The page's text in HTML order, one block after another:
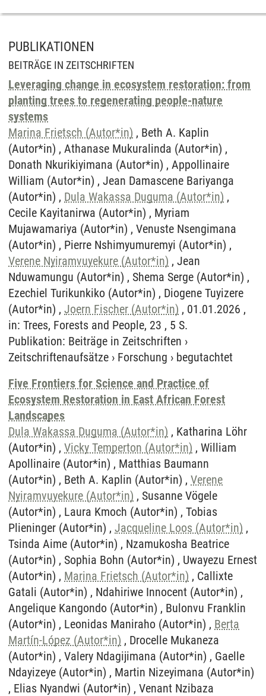
PUBLIKATIONEN
BEITRÄGE IN ZEITSCHRIFTEN
Leveraging change in ecosystem restoration: from
planting trees to regenerating people-nature
systems
Marina Frietsch (Autor*in) , Beth A. Kaplin
(Autor*in) , Athanase Mukuralinda (Autor*in) ,
Donath Nkurikiyimana (Autor*in) , Appollinaire
William (Autor*in) , Jean Damascene Bariyanga
(Autor*in) , Dula Wakassa Duguma (Autor*in) ,
Cecile Kayitanirwa (Autor*in) , Myriam
Mujawamariya (Autor*in) , Venuste Nsengimana
(Autor*in) , Pierre Nshimyumuremyi (Autor*in) ,
Verene Nyiramvuyekure (Autor*in) , Jean
Nduwamungu (Autor*in) , Shema Serge (Autor*in) ,
Ezechiel Turikunkiko (Autor*in) , Diogene Tuyizere
(Autor*in) , Joern Fischer (Autor*in) , 01.01.2026 ,
in: Trees, Forests and People, 23 , 5 S.
Publikation: Beiträge in Zeitschriften ›
Zeitschriftenaufsätze › Forschung › begutachtet
Five Frontiers for Science and Practice of
Ecosystem Restoration in East African Forest
Landscapes
Dula Wakassa Duguma (Autor*in) , Katharina Löhr
(Autor*in) , Vicky Temperton (Autor*in) , William
Apollinaire (Autor*in) , Matthias Baumann
(Autor*in) , Beth A. Kaplin (Autor*in) , Verene
Nyiramvuyekure (Autor*in) , Susanne Vögele
(Autor*in) , Laura Kmoch (Autor*in) , Tobias
Plieninger (Autor*in) , Jacqueline Loos (Autor*in) ,
Tsinda Aime (Autor*in) , Nzamukosha Beatrice
(Autor*in) , Sophia Bohn (Autor*in) , Uwayezu Ernest
(Autor*in) , Marina Frietsch (Autor*in) , Callixte
Gatali (Autor*in) , Ndahiriwe Innocent (Autor*in) ,
Angelique Kangondo (Autor*in) , Bulonvu Franklin
(Autor*in) , Leonidas Maniraho (Autor*in) , Berta
Martín-López (Autor*in) , Drocelle Mukaneza
(Autor*in) , Valery Ndagijimana (Autor*in) , Gaelle
Ndayizeye (Autor*in) , Martin Nizeyimana (Autor*in)
, Elias Nyandwi (Autor*in) , Venant Nzibaza